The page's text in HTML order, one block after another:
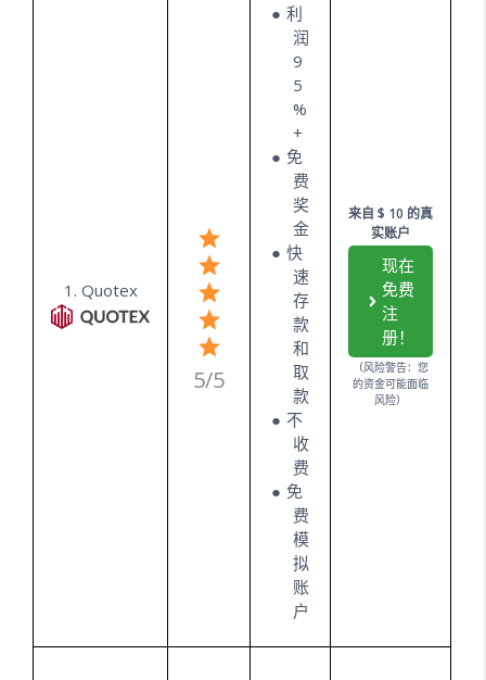
1. Quotex
5/5
利
润
9
5
%
+
免
费
奖
金
快
速
存
款
和
取
款
不
收
费
免
费
模
拟
账
户
来自 $ 10 的真
实账户
现在
免费
注
册！
（风险警告：您
的资金可能面临
风险）